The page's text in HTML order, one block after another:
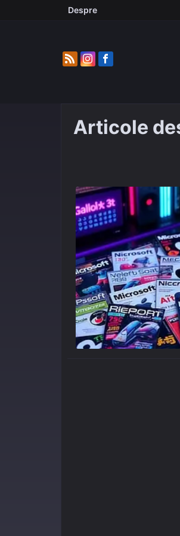
Despre
Articole